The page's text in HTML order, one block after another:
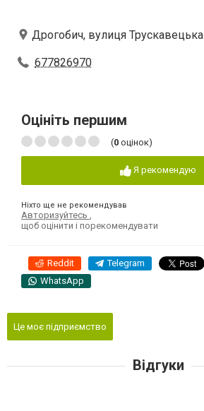
Дрогобич, вулиця Трускавецька
677826970
Оцініть першим
(0 оцінок)
Я рекомендую
Ніхто ще не рекомендував
Авторизуйтесь
щоб оцінити і порекомендувати
Reddit Telegram
WhatsApp
Це моє підприємство
Відгуки